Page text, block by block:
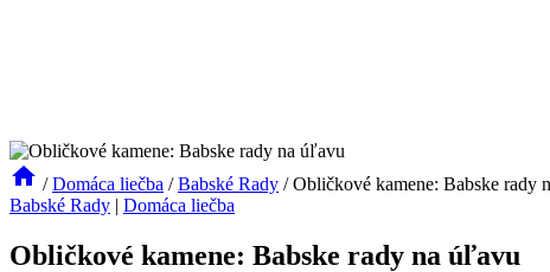
/ Domáca liečba / Babské Rady / Obličkové kamene: Babske rady
Babské Rady | Domáca liečba
Obličkové kamene: Babske rady na úľavu